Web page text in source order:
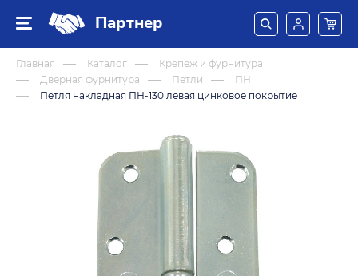
Партнер
Главная Каталог
Крепеж и фурнитура
Дверная фурнитура
Петли
ПН
Петля накладная ПН-130 левая цинковое покрытие